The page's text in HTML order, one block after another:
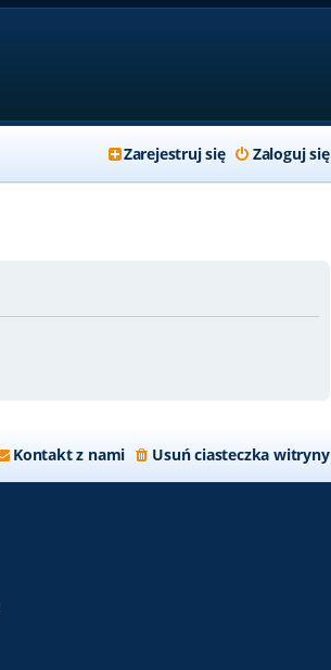
Zaloguj się
Zarejestruj się
Usuń ciasteczka witryny
Kontakt z nami